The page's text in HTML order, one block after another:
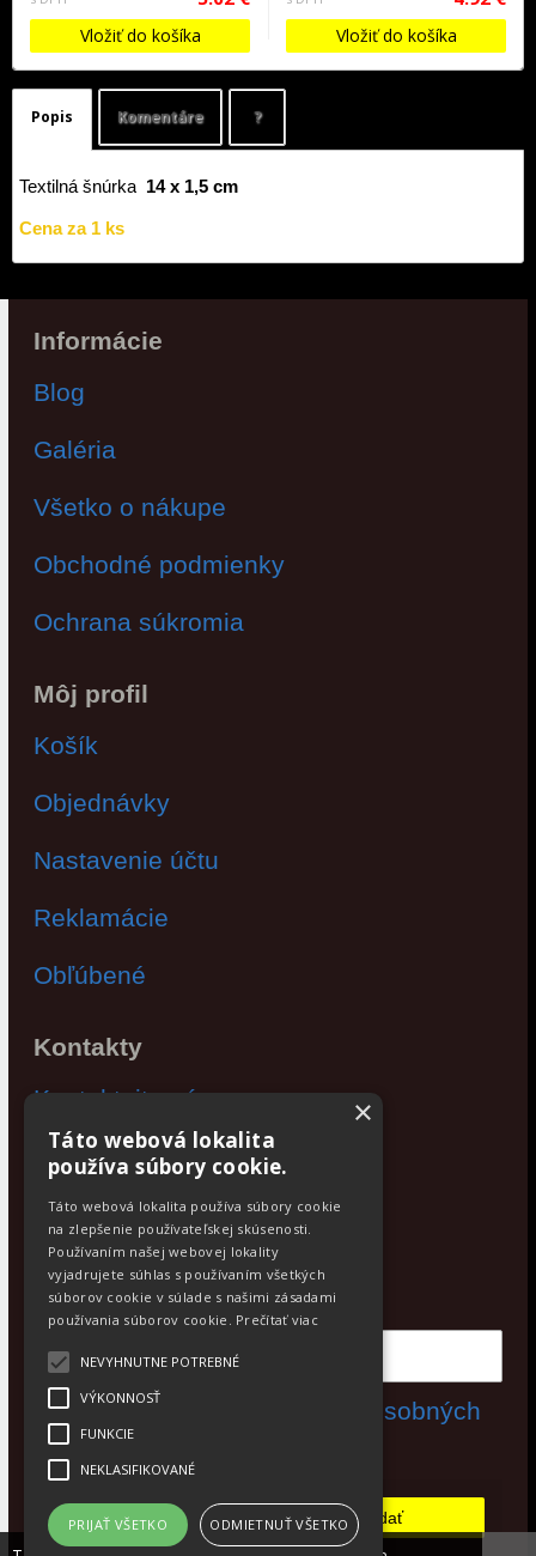
Vložiť do košíka Vložiť do košíka
Popis Komentáre ?
Textilná šnúrka 14 x 1,5 cm
Cena za 1 ks
Informácie
Blog
Galéria
Všetko o nákupe
Obchodné podmienky
Ochrana súkromia
Môj profil
Košík
Objednávky
Nastavenie účtu
Reklamácie
Obľúbené
Kontakty
Kontaktujte nás
Po - Pia: 9:00 - 17:00
Newsletter
Odoberajte aktuálne novinky
Súhlasím s
spracovaním osobných
Odobrať Pridať
×
Táto webová lokalita
používa súbory cookie.
Táto webová lokalita používa súbory cookie
na zlepšenie používateľskej skúsenosti.
Používaním našej webovej lokality
vyjadrujete súhlas s používaním všetkých
súborov cookie v súlade s našimi zásadami
používania súborov cookie. Prečítať viac
NEVYHNUTNE POTREBNÉ
VÝKONNOSŤ
FUNKCIE
NEKLASIFIKOVANÉ
PRIJAŤ VŠETKO ODMIETNUŤ VŠETKO